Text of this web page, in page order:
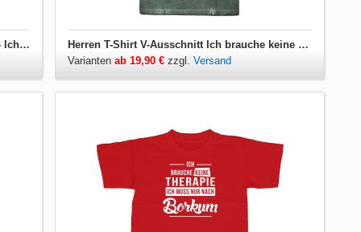
Herren T-Shirt Ich brauche keine Therapie - Ich muss nur nach Borkum
Herren T-Shirt V-Ausschnitt Ich brauche keine Therapie - Ich muss nur nach Borkum
Variantenab 19,90 € zzgl.Versand